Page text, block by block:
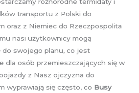
różnorodne termidaty i
transportu z Polski do
oraz z Niemiec do Rzeczpospolita
nasi użytkownicy mogą
do swojego planu, co jest
dla osób przemieszczających się w
z Nasz ojczyzna do
wyprawiają się często, co Busy